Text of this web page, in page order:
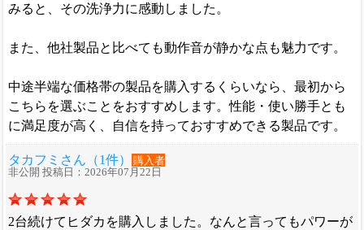
みると、その洗浄力に感動しました。
また、他社製品と比べても動作音が静かな点も魅力です。
中途半端な価格帯の製品を購入するくらいなら、最初から
こちらを選ぶことをおすすめします。性能・使い勝手とも
に満足度が高く、自信を持っておすすめできる製品です。
タカフミさん（1件）
購入者
非公開 投稿日：2026年07月22日
2台続けてヒダカを購入しました。なんと言ってもパワーが